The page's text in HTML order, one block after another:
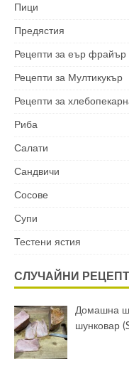
Пици
Предястия
Рецепти за еър
Рецепти за Мултикукър
Рецепти за
Риба
Салати
Сандвичи
Сосове
Супи
Тестени ястия
СЛУЧАЙНИ
Домашна
шунковар